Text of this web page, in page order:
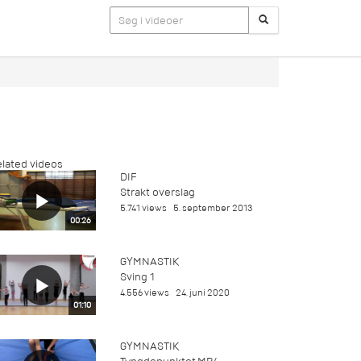
videos
00:26
DIF
Strakt overslag
5.741 views 5. september 2013
01:10
GYMNASTIK
Sving 1
4.556 views 24. juni 2020
GYMNASTIK